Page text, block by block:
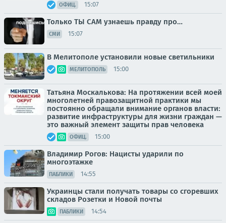
ОФИЦ. 15:07
Только ТЫ САМ узнаешь правду про…
СМИ 15:07
В Мелитополе установили новые светильники
МЕЛИТОПОЛЬ 15:00
Татьяна Москалькова: На протяжении всей моей
многолетней правозащитной практики мы
постоянно обращали внимание органов власти:
развитие инфраструктуры для жизни граждан —
это важный элемент защиты прав человека
ОФИЦ. 15:00
Владимир Рогов: Нацисты ударили по
многоэтажке
ПАБЛИКИ 14:55
Украинцы стали получать товары со сгоревших
складов Розетки и Новой почты
ПАБЛИКИ 14:54